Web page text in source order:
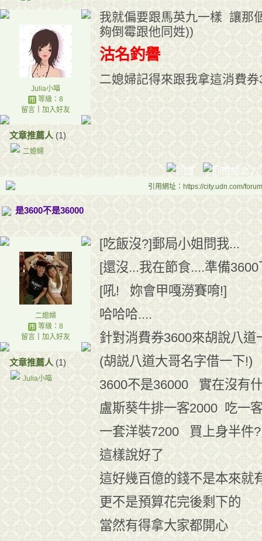
Julia小喵
等級：8
留言｜ 加入好友
文章推薦人(1)
二媳婦
我就偏要跟馬英九一樣 讓那
夠倒霉跟他同姓))
沽名釣譽
二媳婦記得來跟我拿這消費
引用網址：https://city.udn.com/
是3600不是36000
二媳婦
等級：8
留言｜ 加入好友
文章推薦人(1)
Julia小喵
[吃飯沒?]郵局小姐問我...
[還沒...我在節食....準備
[吼! 妳會甲嘎澇賽唷!]
哈哈哈....
針對消費券3600來胡說八道
(胡説八道大哥名字借一下!)
3600不是36000 實在沒有
盧斯葵牛排一客2000 吃一
一套洋裝7200 買上身半件?
這樣說好了
這好幾百億的錢不是本來
更不是預算花完後剩下的
當然有得拿大家都開心